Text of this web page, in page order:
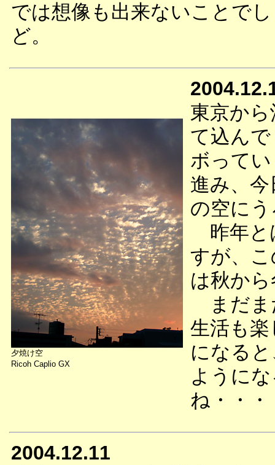
では想像も出来ないことで
ど。
夕焼け空
Ricoh Caplio GX
東京か
て込ん
ボって
進み、
の空に
昨年と
すが、
は秋か
まだま
生活も
になる
ように
ね・・・
2004.12.11